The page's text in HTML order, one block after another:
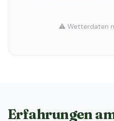
⚠️ Wetterdaten
Erfahrungen